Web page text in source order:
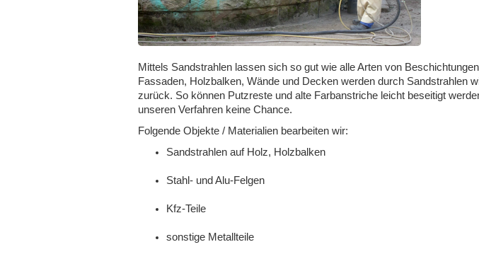
Mittels Sandstrahlen lassen sich so gut wie alle Arten von
Fassaden, Holzbalken, Wände und Decken werden durch Sandstrahlen
zurück. So können Putzreste und alte Farbanstriche leicht beseitigt
unseren Verfahren keine Chance.
Folgende Objekte / Materialien bearbeiten wir:
Sandstrahlen auf Holz, Holzbalken
Stahl- und Alu-Felgen
Kfz-Teile
sonstige Metallteile